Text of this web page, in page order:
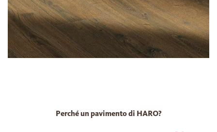
Perché un pavimento di HARO?